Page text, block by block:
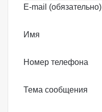
E-mail (обязательно)
Имя
Номер телефона
Тема сообщения